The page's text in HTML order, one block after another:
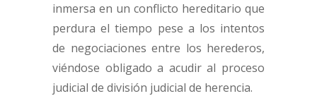
inmersa en un conflicto hereditario que
perdura el tiempo pese a los intentos
de negociaciones entre los herederos,
viéndose obligado a acudir al proceso
judicial de división judicial de herencia.